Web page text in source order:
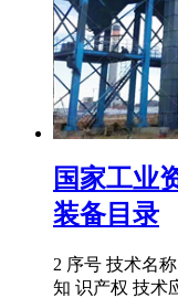
国家工业
装备目录
2 序号 技术名
知 识产权 技术